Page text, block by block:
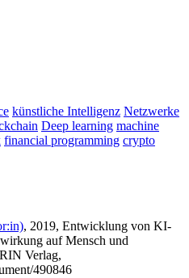
künstliche Intelligenz Netzwerke
Deep learning machine
financial programming crypto
, 2019, Entwicklung von KI-
auf Mensch und
Verlag,
490846